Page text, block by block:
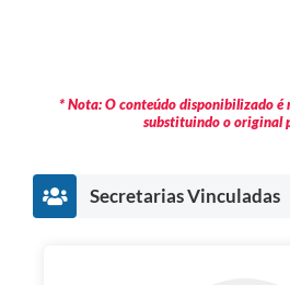
* Nota: O conteúdo disponibilizado
substituindo o original
Secretarias Vinculadas